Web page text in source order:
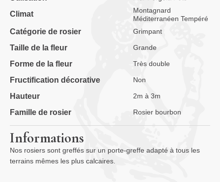
Climat
Montagnard
Méditerranéen Tempéré
Catégorie de rosier Grimpant
Taille de la fleur Grande
Forme de la fleur Très double
Fructification décorative Non
Hauteur 2m à 3m
Famille de rosier Rosier bourbon
Informations
Nos rosiers sont greffés sur un porte-greffe adapté à tous les
terrains mêmes les plus calcaires.